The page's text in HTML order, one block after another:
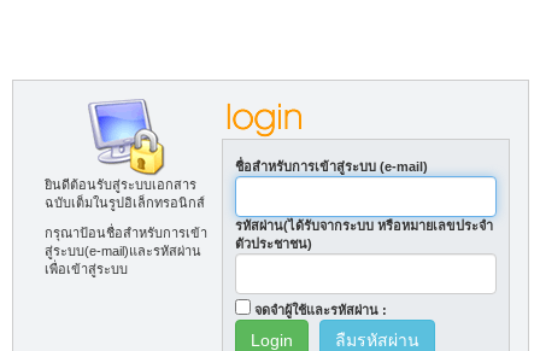
ชื่อสำหรับการเข้าสู่ระบบ (e-mail)
รหัสผ่าน(ได้รับจากระบบ หรือหมายเลขประจำ
ตัวประชาชน)
จดจำผู้ใช้และรหัสผ่าน :
ลืมรหัสผ่าน
ยินดีต้อนรับสู่ระบบเอกสาร
ฉบับเต็มในรูปอิเล็กทรอนิกส์
กรุณาป้อนชื่อสำหรับการเข้า
สู่ระบบ(e-mail)และรหัสผ่าน
เพื่อเข้าสู่ระบบ